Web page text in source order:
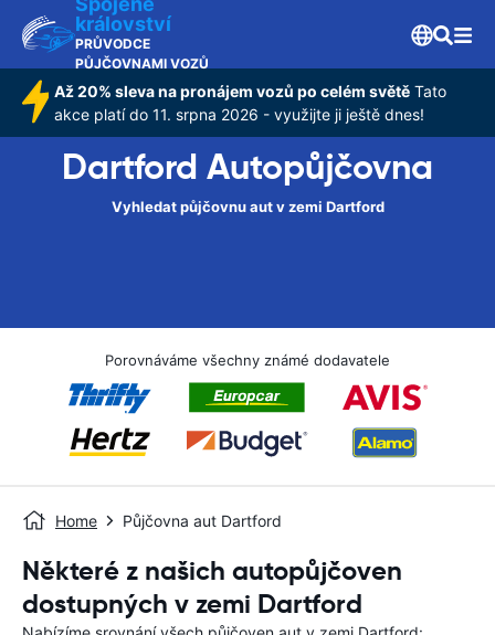
království
PRŮVODCE
PŮJČOVNAMI VOZŮ
Až 20% sleva na pronájem vozů po celém světě Tato
akce platí do 11. srpna 2026 - využijte ji ještě dnes!
Dartford Autopůjčovna
Vyhledat půjčovnu aut v zemi Dartford
Porovnáváme všechny známé dodavatele
Home Půjčovna aut Dartford
Některé z našich autopůjčoven
dostupných v zemi Dartford